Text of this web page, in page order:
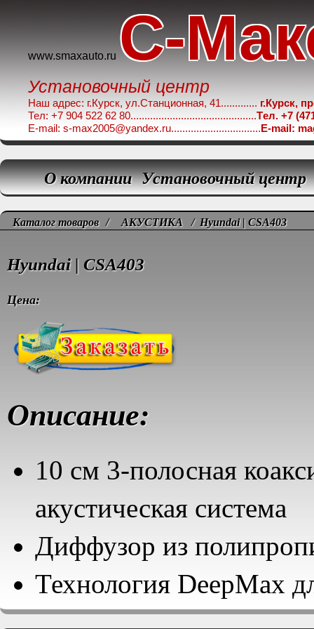
www.smaxauto.ru C-
Установочный центр
Наш адрес: г.Курск, ул.Станционная, 41............. г.Курск,
Тел: +7 904 522 62 80.............................................Tел. +7
E-mail: s-max2005@yandex.ru................................E-mail:
О компании Установочный центр
Каталог товаров / АКУСТИКА / Hyundai | CSA403
Hyundai | CSA403
Цена:
Описание:
10 см 3-полосная
акустическая система
Диффузор из
Технология DeepMax
воспроизведения